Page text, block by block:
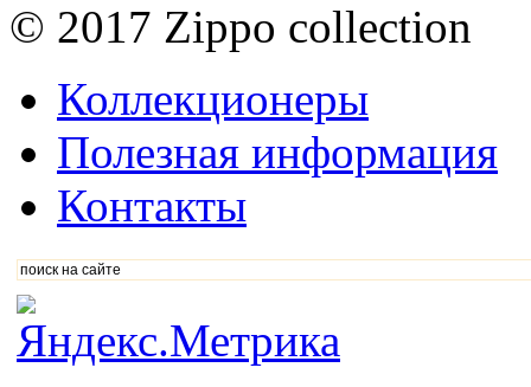
© 2017 Zippo collection
Коллекционеры
Полезная информация
Контакты